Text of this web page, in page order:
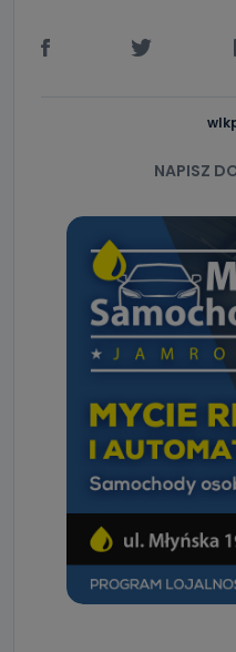
Jak skontaktować
danych
mailowo pod adresem:
NAPISZ